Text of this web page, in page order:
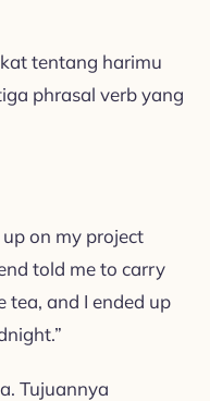
tentang harimu
phrasal verb yang
on my project
told me to carry
tea, and I ended up
Tujuannya